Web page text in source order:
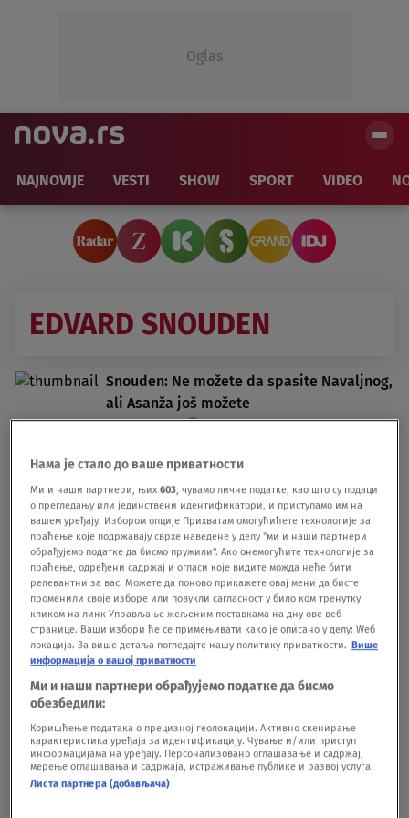
Oglas
NAJNOVIJE VESTI SHOW SPORT VIDEO
EDVARD SNOUDEN
Snouden: Ne možete da spasite Navaljnog,
ali Asanža još možete
SVET21.02.24. 2
Putinom: Kontroverzni novinar se video i
sa Snoudenom, ali i sa bivšom zaposlenom
u Senatu koja je pobegla u Rusiju
SVET09.02.24.
Oglas
Snouden: Nadzor iz 2013. je dečja igra u
Нама је стало до ваше приватности
Ми и наши партнери, њих603, чувамо личне податке, као што су подаци
о прегледању или јединствени идентификатори, и приступамо им на
вашем уређају. Избором опције Прихватам омогућићете технологије за
праћење које подржавају сврхе наведене у делу "ми и наши партнери
обрађујемо податке да бисмо пружили". Ако онемогућите технологије за
праћење, одређени садржај и огласи које видите можда неће бити
релевантни за вас. Можете да поново прикажете овај мени да бисте
променили своје изборе или повукли сагласност у било ком тренутку
кликом на линк Управљање жељеним поставкама на дну ове веб
странице. Ваши избори ће се примењивати како је описано у делу: Wеб
локација. За више детаља погледајте нашу политику приватности. Више
информација о вашој приватности
Ми и наши партнери обрађујемо податке да бисмо
обезбедили:
Коришћење података о прецизној геолокацији. Активно скенирање
карактеристика уређаја за идентификацију. Чување и/или приступ
информацијама на уређају. Персонализовано оглашавање и садржај,
мерење оглашавања и садржаја, истраживање публике и развој услуга.
Листа партнера (добављача)